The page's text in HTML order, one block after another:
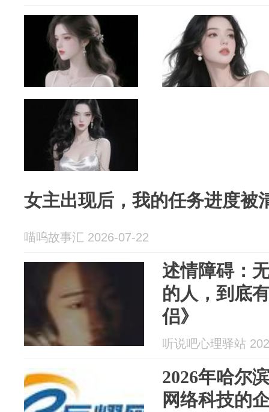
女主出现后，我的任务进度被
喵呜故事汇 2026-07-22
述情障碍：
的人，到底
侣》
听说吧心理驿站
2026年哈尔
网络科技的